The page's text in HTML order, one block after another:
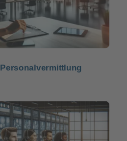
Personalvermittlung